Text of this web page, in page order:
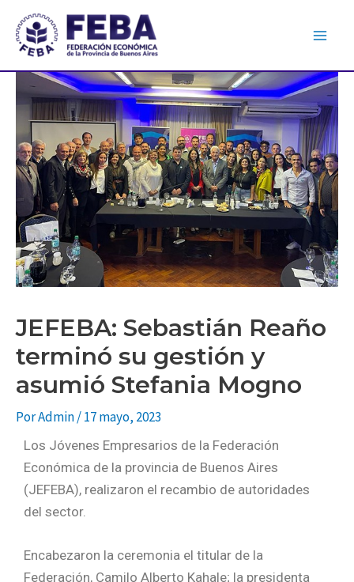
JEFEBA: Sebastián Reaño
terminó su gestión y
asumió Stefania Mogno
PorAdmin/17 mayo, 2023
Los Jóvenes Empresarios de la Federación
Económica de la provincia de Buenos Aires
(JEFEBA), realizaron el recambio de autoridades
del sector.
Encabezaron la ceremonia el titular de la
Federación, Camilo Alberto Kahale; la presidenta